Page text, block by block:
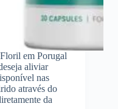
em Porugal
aliviar
nas
através do
da